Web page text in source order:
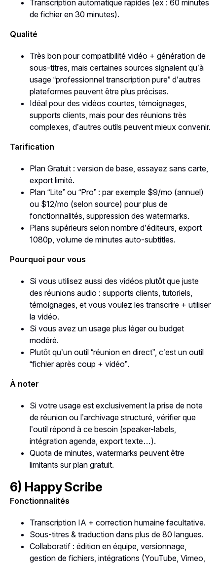
Transcription automatique rapides (ex : 60 minutes
de fichier en 30 minutes).
Qualité
Très bon pour compatibilité vidéo + génération de
sous-titres, mais certaines sources signalent qu’à
usage “professionnel transcription pure” d’autres
plateformes peuvent être plus précises.
Idéal pour des vidéos courtes, témoignages,
supports clients, mais pour des réunions très
complexes, d’autres outils peuvent mieux convenir.
Tarification
Plan Gratuit : version de base, essayez sans carte,
export limité.
Plan “Lite” ou “Pro” : par exemple $9/mo (annuel)
ou $12/mo (selon source) pour plus de
fonctionnalités, suppression des watermarks.
Plans supérieurs selon nombre d’éditeurs, export
1080p, volume de minutes auto-subtitles.
Pourquoi pour vous
Si vous utilisez aussi des vidéos plutôt que juste
des réunions audio : supports clients, tutoriels,
témoignages, et vous voulez les transcrire + utiliser
la vidéo.
Si vous avez un usage plus léger ou budget
modéré.
Plutôt qu’un outil “réunion en direct”, c’est un outil
“fichier après coup + vidéo”.
À noter
Si votre usage est exclusivement la prise de note
de réunion ou l’archivage structuré, vérifier que
l’outil répond à ce besoin (speaker-labels,
intégration agenda, export texte…).
Quota de minutes, watermarks peuvent être
limitants sur plan gratuit.
6) Happy Scribe
Fonctionnalités
Transcription IA + correction humaine facultative.
Sous-titres & traduction dans plus de 80 langues.
Collaboratif : édition en équipe, versionnage,
gestion de fichiers, intégrations (YouTube, Vimeo,